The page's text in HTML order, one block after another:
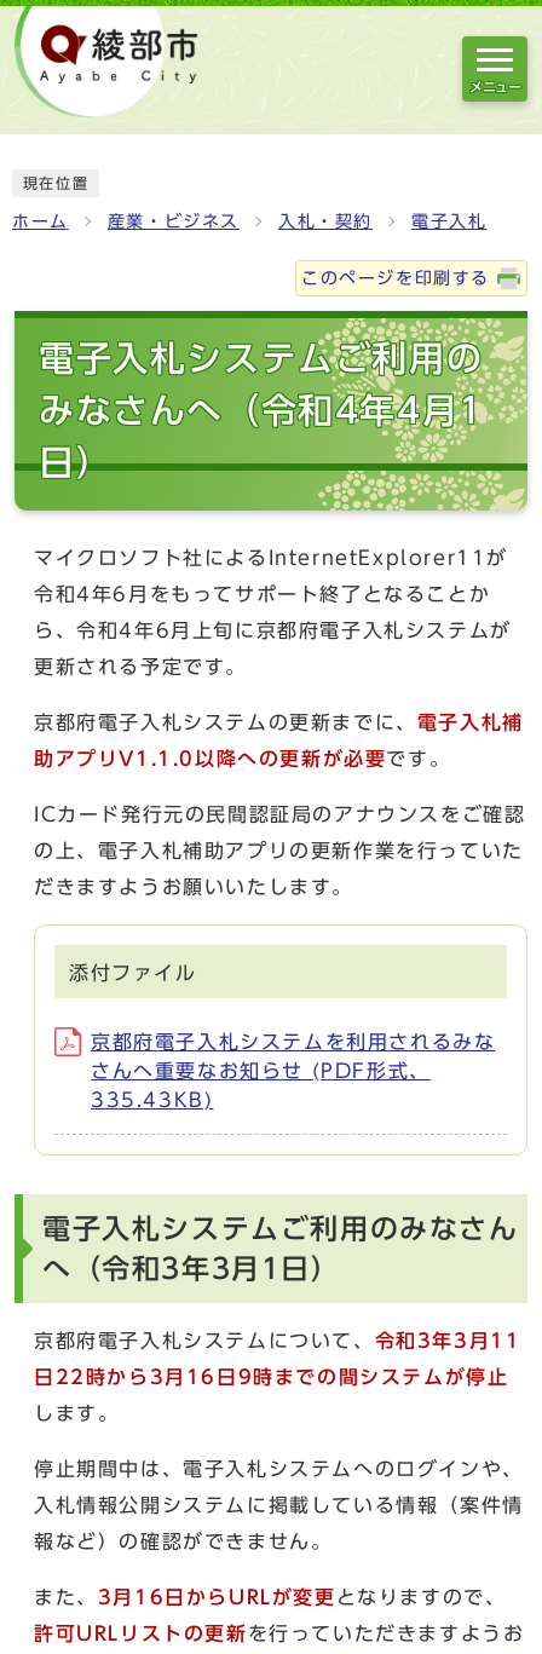
メニュー
現在位置
ホーム 産業・ビジネス 入札・契約 電子入札
このページを印刷する
電子入札システムご利用の
みなさんへ（令和4年4月1
日）
マイクロソフト社によるInternetExplorer11が
令和4年6月をもってサポート終了となることか
ら、令和4年6月上旬に京都府電子入札システムが
更新される予定です。
京都府電子入札システムの更新までに、 電子入札補
助アプリV1.1.0以降への更新が必要です。
ICカード発行元の民間認証局のアナウンスをご確認
の上、電子入札補助アプリの更新作業を行っていた
だきますようお願いいたします。
添付ファイル
京都府電子入札システムを利用されるみな
さんへ重要なお知らせ (PDF形式、
335.43KB)
電子入札システムご利用のみなさん
へ（令和3年3月1日）
京都府電子入札システムについて、 令和3年3月11
日22時から3月16日9時までの間システムが停止
します。
停止期間中は、電子入札システムへのログインや、
入札情報公開システムに掲載している情報（案件情
報など）の確認ができません。
また、 3月16日からURLが変更 となりますので、
許可URLリストの更新を行っていただきますようお